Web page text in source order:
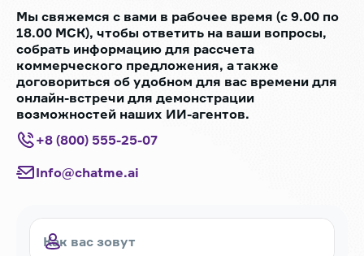
Мы свяжемся с вами в рабочее время (с 9.00 по
18.00 МСК), чтобы ответить на ваши вопросы,
собрать информацию для рассчета
коммерческого предложения, а также
договориться об удобном для вас времени для
онлайн-встречи для демонстрации
возможностей наших ИИ-агентов.
+8 (800) 555-25-07
Info@chatme.ai